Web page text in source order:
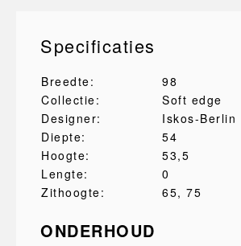
Specificaties
Breedte:
98
Collectie:
Soft edge
Designer:
Iskos-Berlin
Diepte:
54
Hoogte:
53,5
Lengte:
0
Zithoogte:
65, 75
ONDERHOUD